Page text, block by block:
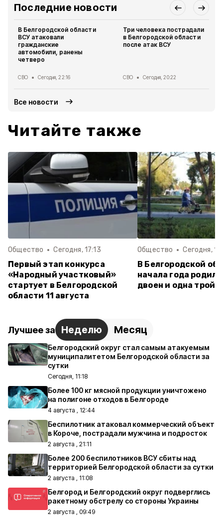
Последние новости
В Белгородской области
ВСУ атаковали
гражданские
автомобили, ранены
четверо
СВО Сегодня, 22:16
Три человека пострадали
в Белгородской области
после атак ВСУ
СВО Сегодня, 20:22
Все новости
Читайте также
Общество Сегодня, 17:13
Первый этап конкурса
«Народный участковый»
стартует в Белгородской
области 11 августа
Общество Сегодня,
В Белгородской
начала года
двоен и одна
Лучшее за Неделю Месяц
Белгородский округ стал самым атакуемым
муниципалитетом Белгородской области за
сутки
Сегодня, 11:18
Более 100 кг мясной продукции уничтожено
на полигоне отходов в Белгороде
4 августа , 12:44
Беспилотник атаковал коммерческий объект
в Короче, пострадали мужчина и подросток
2 августа , 21:11
Более 200 беспилотников ВСУ сбиты над
территорией Белгородской области за сутки
2 августа , 11:08
Белгород и Белгородский округ подверглись
ракетному обстрелу со стороны Украины
2 августа , 09:49